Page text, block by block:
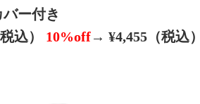
ー付き
込） 10%off→ ¥4,455（税込